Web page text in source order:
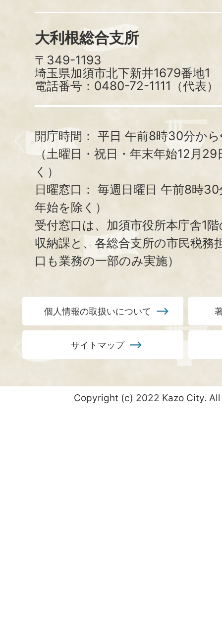
大利根総合支所
〒349-1193
埼玉県加須市北下新井1679番地1
電話番号：0480-72-1111（代表）
開庁時間： 平日 午前8時30分か
（土曜日・祝日・年末年始12月
く）
日曜窓口： 毎週日曜日 午前8時
年始を除く）
受付窓口は、加須市役所本庁舎1
収納課と、 各総合支所の市民税務
口も業務の一部のみ実施）
個人情報の取扱いについて
サイトマップ
Copyright (c) 2022 Kazo City.